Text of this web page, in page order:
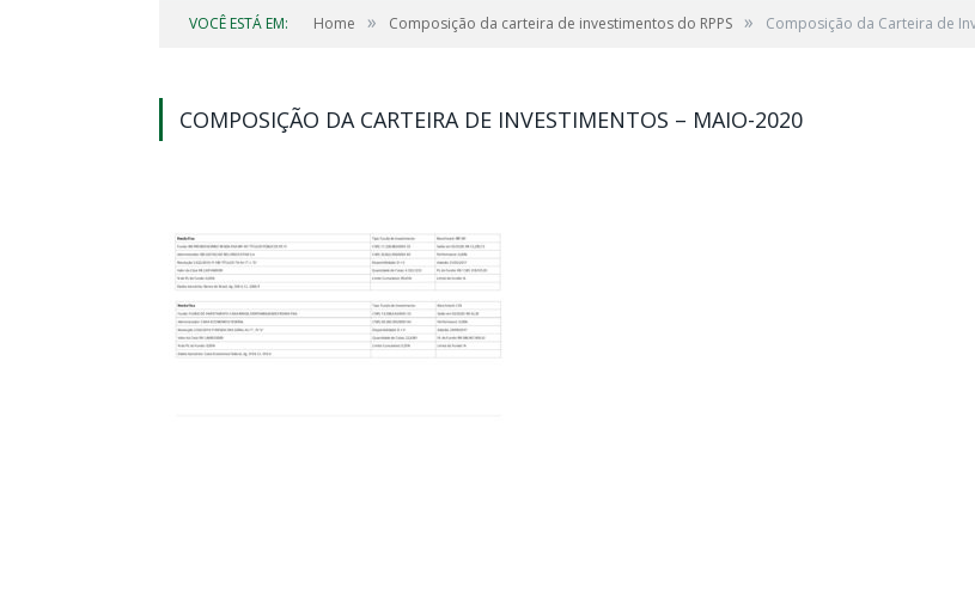
VOCÊ ESTÁ EM: Home » Composição da carteira de investimentos do RPPS » Composição da Carteira de
COMPOSIÇÃO DA CARTEIRA DE INVESTIMENTOS – MAIO-2020